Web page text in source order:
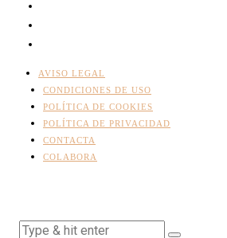
AVISO LEGAL
CONDICIONES DE USO
POLÍTICA DE COOKIES
POLÍTICA DE PRIVACIDAD
CONTACTA
COLABORA